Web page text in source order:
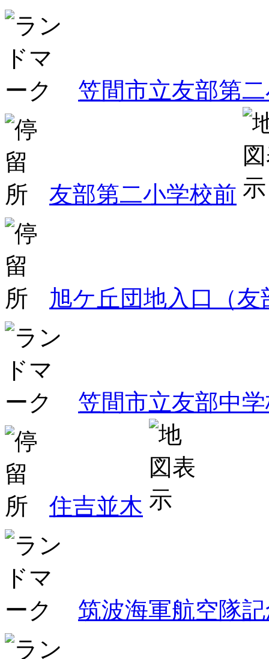
笠間市立友部第
友部第二小学校前
旭ケ丘団地入口（友
笠間市立友部中
住吉並木
筑波海軍航空隊